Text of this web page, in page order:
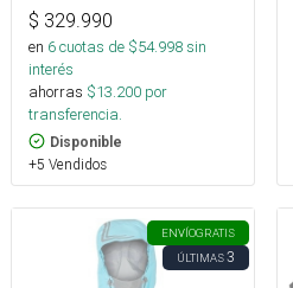
$ 329.990
en 6cuotas de $54.998sin
interés
ahorras $13.200 por
transferencia.
Disponible
+5 Vendidos
ENVÍOGRATIS
ÚLTIMAS3